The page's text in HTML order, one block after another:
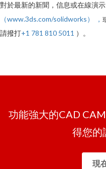
對於最新的新聞，信息或在線演
（www.3ds.com/solidworks） ，
請撥打+1 781 810 5011 ）。
功能強大的CAD
得您的
現